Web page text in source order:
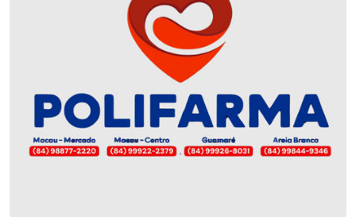
DESENVOLVIMENTO
ECONÔMICO
DESENVOLVIMENTO
RURAL
DIA